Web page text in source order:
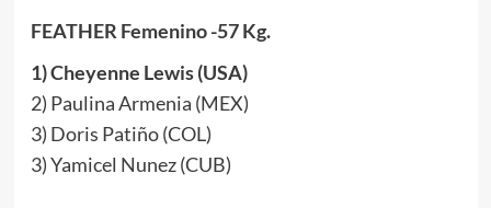
FEATHER Femenino -57 Kg.
1) Cheyenne Lewis (USA)
2) Paulina Armenia (MEX)
3) Doris Patiño (COL)
3) Yamicel Nunez (CUB)